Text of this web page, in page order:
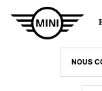
contenu
NOUS